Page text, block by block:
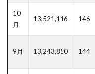
10
月
13,521,116 146
9月 13,243,850 144